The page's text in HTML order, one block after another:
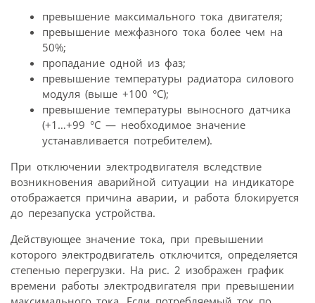
превышение максимального тока двигателя;
превышение межфазного тока более чем на
50%;
пропадание одной из фаз;
превышение температуры радиатора силового
модуля (выше +100 °С);
превышение температуры выносного датчика
(+1…+99 °С — необходимое значение
устанавливается потребителем).
При отключении электродвигателя вследствие
возникновения аварийной ситуации на индикаторе
отображается причина аварии, и работа блокируется
до перезапуска устройства.
Действующее значение тока, при превышении
которого электродвигатель отключится, определяется
степенью перегрузки. На рис. 2 изображен график
времени работы электродвигателя при превышении